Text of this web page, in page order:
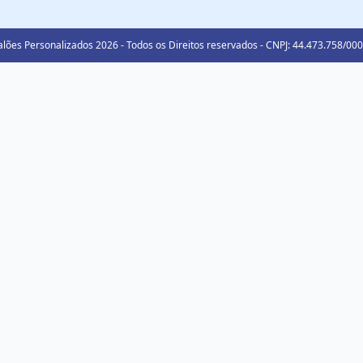
Personalizados 2026 - Todos os Direitos reservados - CNPJ: 44.473.758/